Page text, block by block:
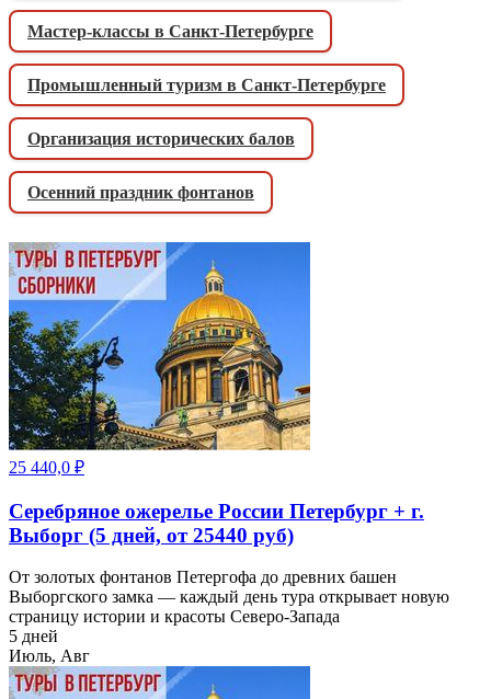
Мастер-классы в Санкт-Петербурге
Промышленный туризм в Санкт-Петербурге
Организация исторических балов
Осенний праздник фонтанов
25 440,0 ₽
Серебряное ожерелье России Петербург + г.
Выборг (5 дней, от 25440 руб)
От золотых фонтанов Петергофа до древних башен
Выборгского замка — каждый день тура открывает новую
страницу истории и красоты Северо-Запада
5 дней
Июль, Авг